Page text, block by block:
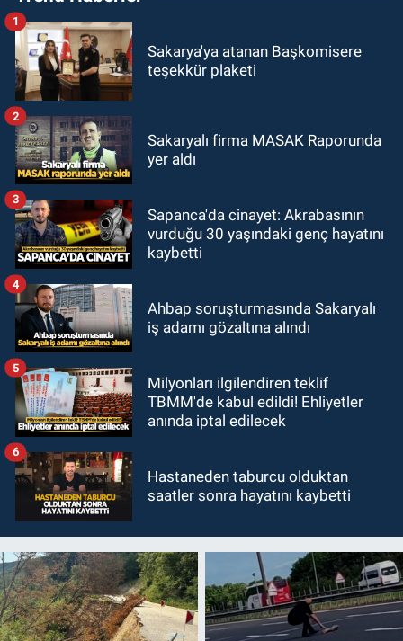
Sakarya'ya atanan Başkomisere
teşekkür plaketi
1
Sakaryalı firma MASAK Raporunda
yer aldı
2
Sapanca'da cinayet: Akrabasının
vurduğu 30 yaşındaki genç hayatını
kaybetti
3
Ahbap soruşturmasında Sakaryalı
iş adamı gözaltına alındı
4
Milyonları ilgilendiren teklif
TBMM'de kabul edildi! Ehliyetler
anında iptal edilecek
5
Hastaneden taburcu olduktan
saatler sonra hayatını kaybetti
6